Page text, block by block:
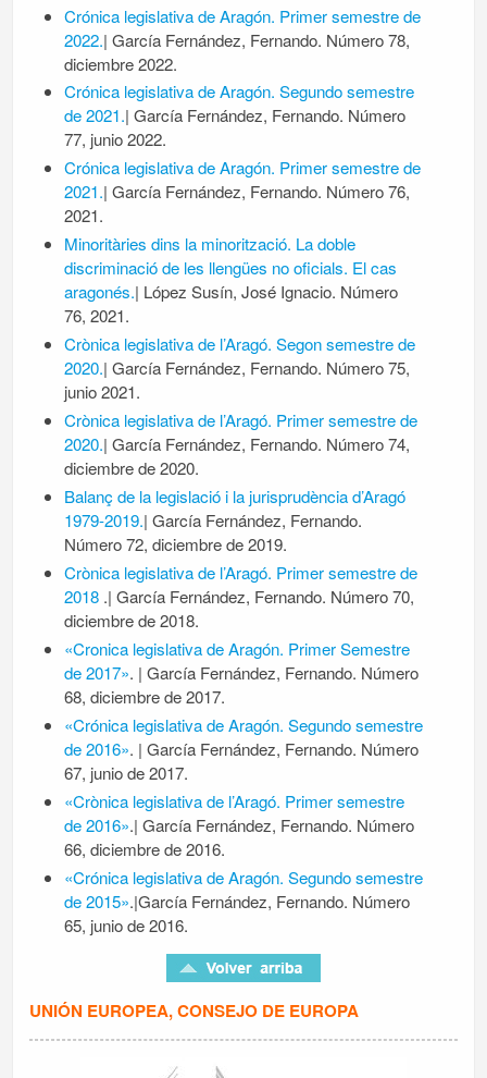
Crónica legislativa de Aragón. Primer semestre de
2022.| García Fernández, Fernando. Número 78,
diciembre 2022.
Crónica legislativa de Aragón. Segundo semestre
de 2021.| García Fernández, Fernando. Número
77, junio 2022.
Crónica legislativa de Aragón. Primer semestre de
2021.| García Fernández, Fernando. Número 76,
2021.
Minoritàries dins la minorització. La doble
discriminació de les llengües no oficials. El cas
aragonés.| López Susín, José Ignacio. Número
76, 2021.
Crònica legislativa de l’Aragó. Segon semestre de
2020.| García Fernández, Fernando. Número 75,
junio 2021.
Crònica legislativa de l’Aragó. Primer semestre de
2020.| García Fernández, Fernando. Número 74,
diciembre de 2020.
Balanç de la legislació i la jurisprudència d’Aragó
1979-2019.| García Fernández, Fernando.
Número 72, diciembre de 2019.
Crònica legislativa de l’Aragó. Primer semestre de
2018 .| García Fernández, Fernando. Número 70,
diciembre de 2018.
«Cronica legislativa de Aragón. Primer Semestre
de 2017». | García Fernández, Fernando. Número
68, diciembre de 2017.
«Crónica legislativa de Aragón. Segundo semestre
de 2016». | García Fernández, Fernando. Número
67, junio de 2017.
«Crònica legislativa de l’Aragó. Primer semestre
de 2016».| García Fernández, Fernando. Número
66, diciembre de 2016.
«Crónica legislativa de Aragón. Segundo semestre
de 2015».|García Fernández, Fernando. Número
65, junio de 2016.
UNIÓN EUROPEA, CONSEJO DE EUROPA